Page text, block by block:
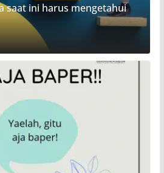
saat ini harus mengetahui